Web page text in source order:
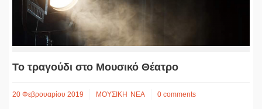
Το τραγούδι στο Μουσικό Θέατρο
20 Φεβρουαρίου 2019 ΜΟΥΣΙΚΗ ΝΕΑ 0 comments